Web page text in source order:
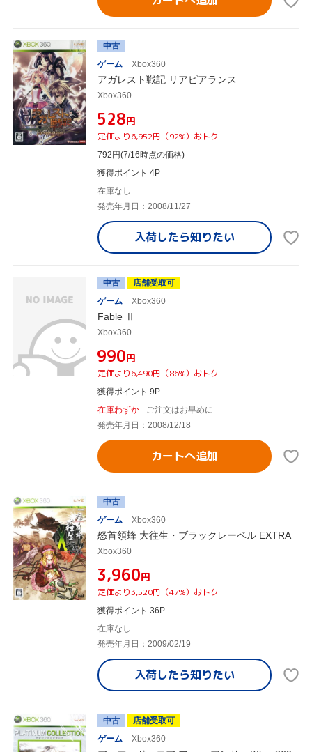
中古
ゲーム
Xbox360
アガレスト戦記 リアピアランス
Xbox360
¥528円
定価より6,952円（92%）おトク
792円(7/16時点の価格)
獲得ポイント 4P
在庫なし
発売年月日：2008/11/27
入荷したら知りたい
中古
店舗受取可
ゲーム
Xbox360
Fable Ⅱ
Xbox360
¥990円
定価より6,490円（86%）おトク
獲得ポイント 9P
在庫わずか
ご注文はお早めに
発売年月日：2008/12/18
カートへ追加
中古
ゲーム
Xbox360
怒首領蜂 大往生・ブラックレーベル EXTRA
Xbox360
¥3,960円
定価より3,520円（47%）おトク
獲得ポイント 36P
在庫なし
発売年月日：2009/02/19
入荷したら知りたい
中古
店舗受取可
ゲーム
Xbox360